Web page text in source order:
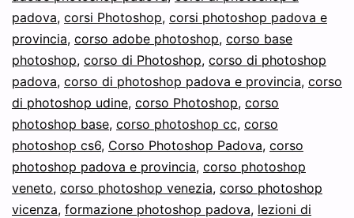
padova, corsi Photoshop, corsi photoshop padova e
provincia, corso adobe photoshop, corso base
photoshop, corso di Photoshop, corso di photoshop
padova, corso di photoshop padova e provincia, corso
di photoshop udine, corso Photoshop, corso
photoshop base, corso photoshop cc, corso
photoshop cs6, Corso Photoshop Padova, corso
photoshop padova e provincia, corso photoshop
veneto, corso photoshop venezia, corso photoshop
vicenza, formazione photoshop padova, lezioni di